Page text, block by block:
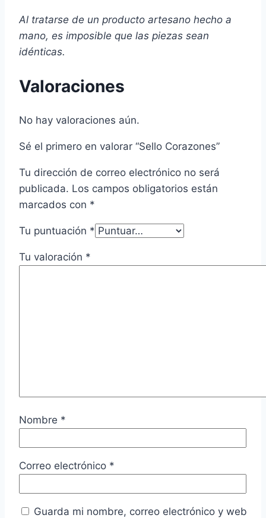
Al tratarse de un producto artesano hecho a
mano, es imposible que las piezas sean
idénticas.
Valoraciones
No hay valoraciones aún.
Sé el primero en valorar “Sello Corazones”
Tu dirección de correo electrónico no será
publicada. Los campos obligatorios están
marcados con *
Tu puntuación *
Tu valoración *
Nombre *
Correo electrónico *
Guarda mi nombre, correo electrónico y web